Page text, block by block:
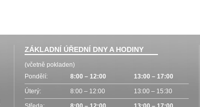
ZÁKLADNÍ ÚŘEDNÍ DNY A HODINY
(včetně pokladen)
Pondělí:
8:00 – 12:00 13:00 – 17:00
Úterý: 8:00 – 12:00 13:00 – 15:30